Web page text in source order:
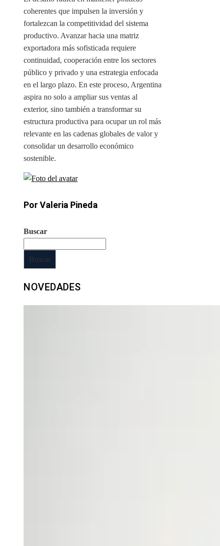
coherentes que impulsen la inversión y
fortalezcan la competitividad del sistema
productivo. Avanzar hacia una matriz
exportadora más sofisticada requiere
continuidad, cooperación entre los sectores
público y privado y una estrategia enfocada
en el largo plazo. En este proceso, Argentina
aspira no solo a ampliar sus ventas al
exterior, sino también a transformar su
estructura productiva para ocupar un rol más
relevante en las cadenas globales de valor y
consolidar un desarrollo económico
sostenible.
Por Valeria Pineda
Buscar
Buscar
NOVEDADES